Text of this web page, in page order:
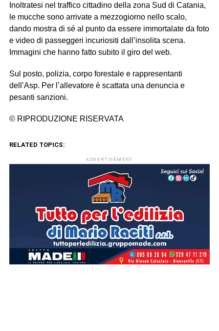
Inoltratesi nel traffico cittadino della zona Sud di Catania,
le mucche sono arrivate a mezzogiorno nello scalo,
dando mostra di sé al punto da essere immortalate da foto
e video di passeggeri incuriositi dall’insolita scena.
Immagini che hanno fatto subito il giro del web.
Sul posto, polizia, corpo forestale e rappresentanti
dell’Asp. Per l’allevatore è scattata una denuncia e
pesanti sanzioni.
© RIPRODUZIONE RISERVATA
RELATED TOPICS:
ADVERTISEMENT